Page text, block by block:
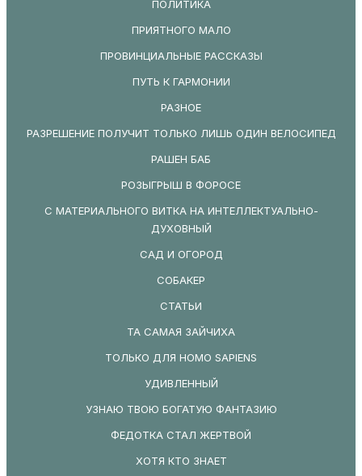
ПОЛИТИКА
ПРИЯТНОГО МАЛО
ПРОВИНЦИАЛЬНЫЕ РАССКАЗЫ
ПУТЬ К ГАРМОНИИ
РАЗНОЕ
РАЗРЕШЕНИЕ ПОЛУЧИТ ТОЛЬКО ЛИШЬ ОДИН ВЕЛОСИПЕД
РАШЕН БАБ
РОЗЫГРЫШ В ФОРОСЕ
С МАТЕРИАЛЬНОГО ВИТКА НА ИНТЕЛЛЕКТУАЛЬНО-
ДУХОВНЫЙ
САД И ОГОРОД
СОБАКЕР
СТАТЬИ
ТА САМАЯ ЗАЙЧИХА
ТОЛЬКО ДЛЯ HOMO SAPIENS
УДИВЛЕННЫЙ
УЗНАЮ ТВОЮ БОГАТУЮ ФАНТАЗИЮ
ФЕДОТКА СТАЛ ЖЕРТВОЙ
ХОТЯ КТО ЗНАЕТ